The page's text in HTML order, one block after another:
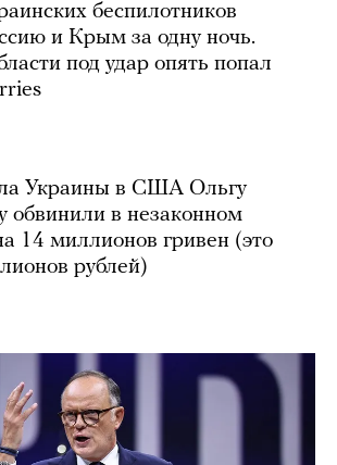
беспилотников
и Крым за одну ночь.
под удар опять попал
Украины в США Ольгу
обвинили в незаконном
14 миллионов гривен (это
рублей)